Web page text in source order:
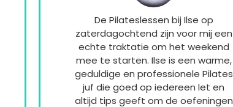
De Pilateslessen bij Ilse op
zaterdagochtend zijn voor mij een
echte traktatie om het weekend
mee te starten. Ilse is een warme,
geduldige en professionele Pilates
juf die goed op iedereen let en
altijd tips geeft om de oefeningen